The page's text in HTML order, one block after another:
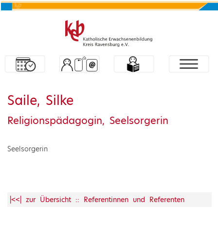
Saile, Silke
Religionspädagogin, Seelsorgerin
Seelsorgerin
|<<| zur Übersicht :: Referentinnen und Referenten